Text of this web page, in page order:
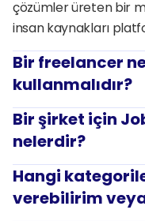
çözümler üreten bir
insan kaynakları
Bir freelancer
kullanmalıdır?
Bir şirket için
nelerdir?
Hangi
verebilirim